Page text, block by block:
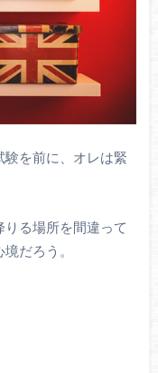
験を前に、オレは緊
る場所を間違って
だろう。